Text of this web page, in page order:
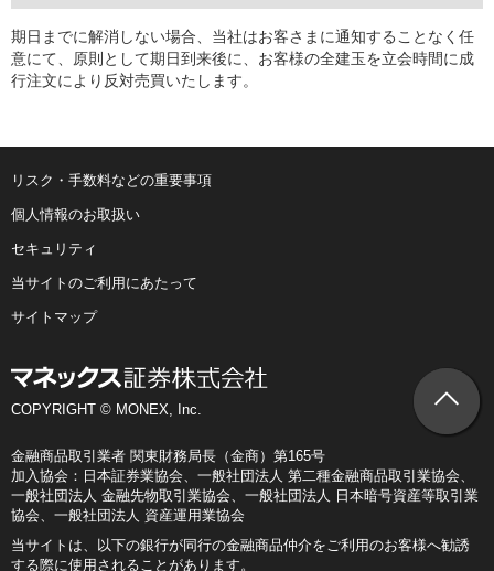
期日までに解消しない場合、当社はお客さまに通知することなく任
意にて、原則として期日到来後に、お客様の全建玉を立会時間に成
行注文により反対売買いたします。
リスク・手数料などの重要事項
個人情報のお取扱い
セキュリティ
当サイトのご利用にあたって
サイトマップ
COPYRIGHT © MONEX, Inc.
金融商品取引業者 関東財務局長（金商）第165号
加入協会：日本証券業協会、一般社団法人 第二種金融商品取引業協会、
一般社団法人 金融先物取引業協会、一般社団法人 日本暗号資産等取引業
協会、一般社団法人 資産運用業協会
当サイトは、以下の銀行が同行の金融商品仲介をご利用のお客様へ勧誘
する際に使用されることがあります。